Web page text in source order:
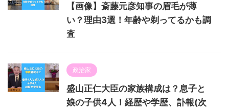
【画像】斎藤元彦知事の眉毛が薄
い？理由3選！年齢や剃ってるかも調
査
政治家
盛山正仁大臣の家族構成は？息子と
娘の子供4人！経歴や学歴、訃報(次